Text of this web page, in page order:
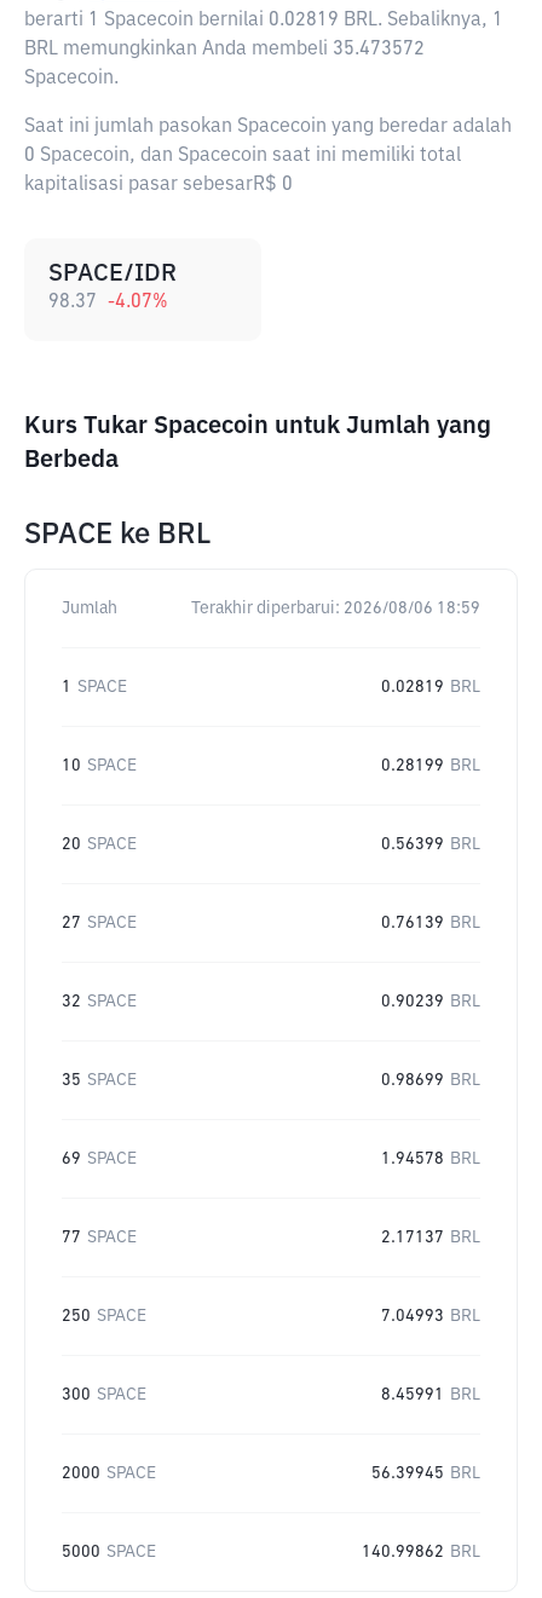
berarti 1 Spacecoin bernilai 0.02819 BRL. Sebaliknya, 1
BRL memungkinkan Anda membeli 35.473572
Spacecoin.
Saat ini jumlah pasokan Spacecoin yang beredar adalah
0 Spacecoin, dan Spacecoin saat ini memiliki total
kapitalisasi pasar sebesarR$ 0
SPACE/IDR
98.37 -4.07%
Kurs Tukar Spacecoin untuk Jumlah yang
Berbeda
SPACE ke BRL
Jumlah Terakhir diperbarui: 2026/08/06 18:59
1 SPACE 0.02819 BRL
10 SPACE 0.28199 BRL
20 SPACE 0.56399 BRL
27 SPACE 0.76139 BRL
32 SPACE 0.90239 BRL
35 SPACE 0.98699 BRL
69 SPACE 1.94578 BRL
77 SPACE 2.17137 BRL
250 SPACE 7.04993 BRL
300 SPACE 8.45991 BRL
2000 SPACE 56.39945 BRL
5000 SPACE 140.99862 BRL